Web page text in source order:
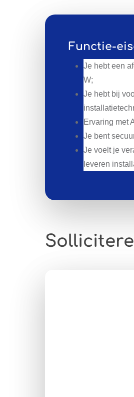
Functie-
Je hebt een
W;
Je hebt bij
Ervaring met
Je bent
Je voelt je
leveren